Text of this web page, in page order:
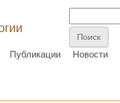
Публикации Новости